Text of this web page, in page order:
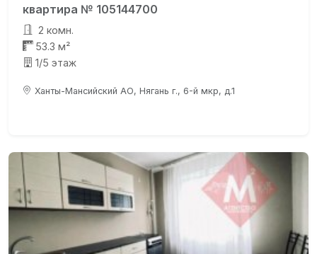
квартира № 105144700
2 комн.
53.3 м²
1/5 этаж
Ханты-Мансийский АО, Нягань г., 6-й мкр, д.1